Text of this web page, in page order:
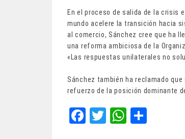
En el proceso de salida de la crisis
mundo acelere la transición hacia
al comercio, Sánchez cree que ha
una reforma ambiciosa de la
«Las respuestas unilaterales no
Sánchez también ha reclamado
refuerzo de la posición dominante
Fa T
W